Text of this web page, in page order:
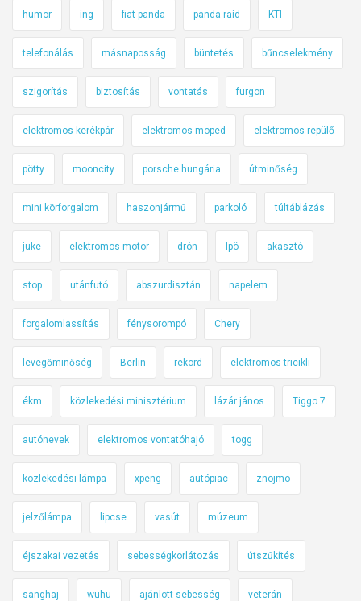
humor ing fiat panda panda raid KTI
telefonálás másnaposság büntetés bűncselekmény
szigorítás biztosítás vontatás furgon
elektromos kerékpár elektromos moped elektromos repülő
pötty mooncity porsche hungária útminőség
mini körforgalom haszonjármű parkoló túltáblázás
juke elektromos motor drón lpö akasztó
stop utánfutó abszurdisztán napelem
forgalomlassítás fénysorompó Chery
levegőminőség Berlin rekord elektromos tricikli
ékm közlekedési minisztérium lázár jános Tiggo 7
autónevek elektromos vontatóhajó togg
közlekedési lámpa xpeng autópiac znojmo
jelzőlámpa lipcse vasút múzeum
éjszakai vezetés sebességkorlátozás útszűkítés
sanghaj wuhu ajánlott sebesség veterán